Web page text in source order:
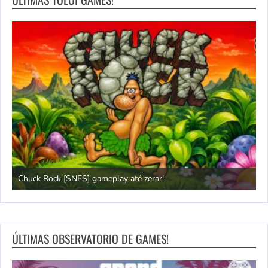
Chuck Rock [SNES] gameplay até zerar!
ÚLTIMAS OBSERVATORIO DE GAMES!